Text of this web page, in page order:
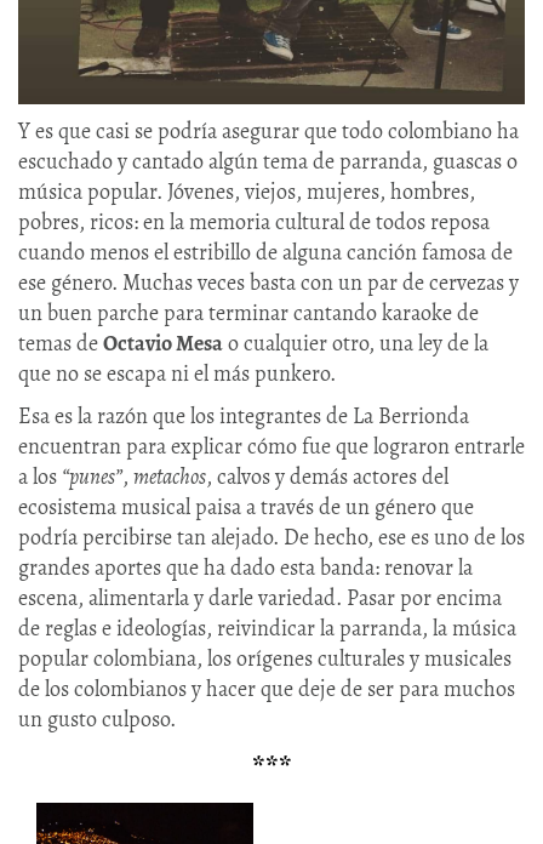
Y es que casi se podría asegurar que todo colombiano ha
escuchado y cantado algún tema de parranda, guascas o
música popular. Jóvenes, viejos, mujeres, hombres,
pobres, ricos: en la memoria cultural de todos reposa
cuando menos el estribillo de alguna canción famosa de
ese género. Muchas veces basta con un par de cervezas y
un buen parche para terminar cantando karaoke de
temas deOctavio Mesao cualquier otro, una ley de la
que no se escapa ni el más punkero.
Esa es la razón que los integrantes de La Berrionda
encuentran para explicar cómo fue que lograron entrarle
a los “punes”, metachos, calvos y demás actores del
ecosistema musical paisa a través de un género que
podría percibirse tan alejado. De hecho, ese es uno de los
grandes aportes que ha dado esta banda: renovar la
escena, alimentarla y darle variedad. Pasar por encima
de reglas e ideologías, reivindicar la parranda, la música
popular colombiana, los orígenes culturales y musicales
de los colombianos y hacer que deje de ser para muchos
un gusto culposo.
***